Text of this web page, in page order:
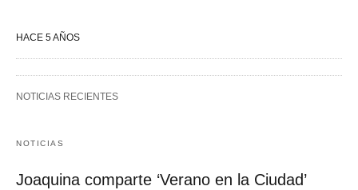
HACE 5 AÑOS
NOTICIAS RECIENTES
NOTICIAS
Joaquina comparte ‘Verano en la Ciudad’